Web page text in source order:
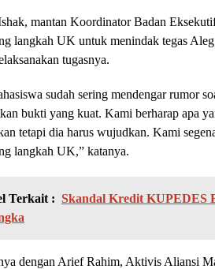
mantan Koordinator Badan
langkah UK untuk menindak tegas
tugasnya.
sudah sering mendengar rumor
bukti yang kuat. Kami berharap apa
tetapi dia harus wujudkan. Kami
langkah UK,” katanya.
Terkait : Skandal Kredit KUPEDES
dengan Arief Rahim, Aktivis Aliansi